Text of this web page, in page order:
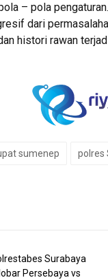
– pola
dari
histori rawan
sumenep polres
Surabaya
Persebaya vs